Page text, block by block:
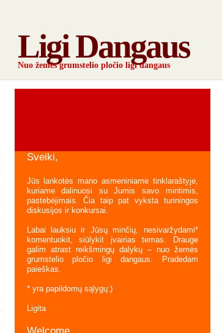
Ligi Dangaus
Nuo žemės grumstelio pločio ligi dangaus
Sveiki,
Jūs lankotės mano asmeniniame tinklaraštyje,
kuriame dalinuosi su Jumis savo mintimis,
pastebėjimais. Čia taip pat vyksta turiningos
diskusijos ir konkursai.
Labai lauksiu ir Jūsų minčių, nesivaržydami*
komentuokit, siūlykit įvairias temas. Drauge
galim atrast reikšmingų dalykų – nuo žemės
grumstelio pločio ligi dangaus. Pradedam
paieškas.
* yra papildomų sąlygų:)
Ligita